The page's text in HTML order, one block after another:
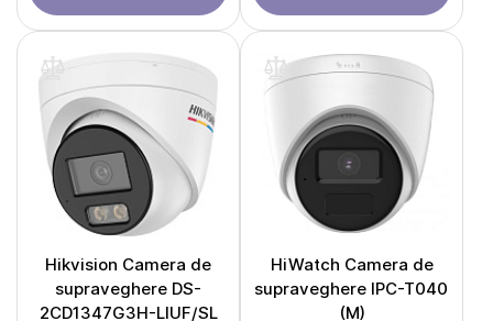
Hikvision Camera de
supraveghere DS-
2CD1347G3H-LIUF/SL
HiWatch Camera de
supraveghere IPC-T040
(M)